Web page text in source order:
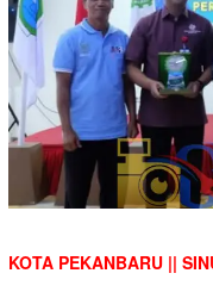
KOTA PEKANBARU ||